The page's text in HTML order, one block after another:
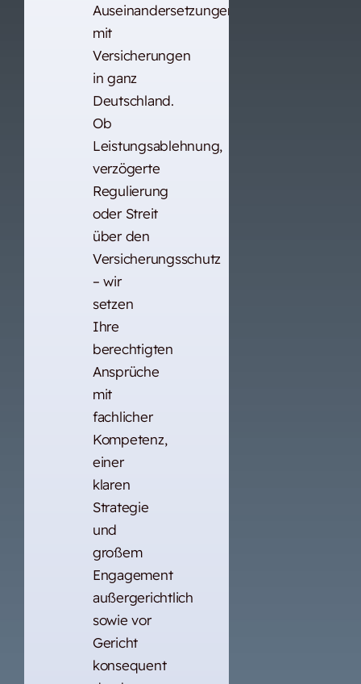
Auseinandersetzungen
mit
Versicherungen
in ganz
Deutschland.
Ob
Leistungsablehnung,
verzögerte
Regulierung
oder Streit
über den
Versicherungsschutz
– wir
setzen
Ihre
berechtigten
Ansprüche
mit
fachlicher
Kompetenz,
einer
klaren
Strategie
und
großem
Engagement
außergerichtlich
sowie vor
Gericht
konsequent